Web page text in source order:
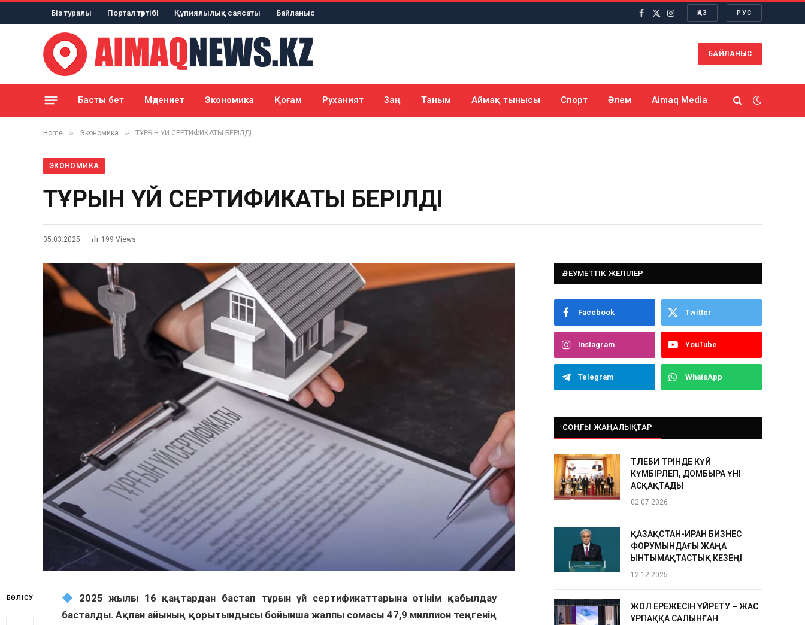
Біз туралы Портал тәртібі Құпиялылық саясаты Байланыс
Facebook
X
Instagram
ҚАЗ РУС
БАЙЛАНЫС
Басты бет Мәдениет Экономика Қоғам Руханият Заң Таным Аймақ тынысы Спорт Әлем Aimaq Media
Home » Экономика » ТҰРҒЫН ҮЙ СЕРТИФИКАТЫ БЕРІЛДІ
ЭКОНОМИКА
ТҰРҒЫН ҮЙ СЕРТИФИКАТЫ БЕРІЛДІ
05.03.2025 199 Views
БӨЛІСУ
2025 жылғы 16 қаңтардан бастап тұрғын үй сертификаттарына өтінім қабылдау
басталды. Ақпан айының қорытындысы бойынша жалпы сомасы 47,9 миллион теңгенің
ӘЛЕУМЕТТІК ЖЕЛІЛЕР
Facebook Twitter
Instagram YouTube
Telegram WhatsApp
СОҢҒЫ ЖАҢАЛЫҚТАР
ТӨЛЕБИ ТӨРІНДЕ КҮЙ
КҮМБІРЛЕП, ДОМБЫРА ҮНІ
АСҚАҚТАДЫ
02.07.2026
ҚАЗАҚСТАН-ИРАН БИЗНЕС
ФОРУМЫНДАҒЫ ЖАҢА
ЫНТЫМАҚТАСТЫҚ КЕЗЕҢІ
12.12.2025
ЖОЛ ЕРЕЖЕСІН ҮЙРЕТУ – ЖАС
ҰРПАҚҚА САЛЫНҒАН